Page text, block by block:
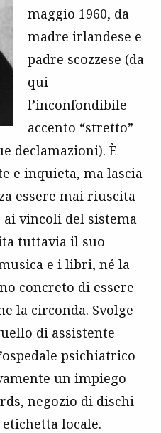
maggio 1960, da
madre irlandese e
padre scozzese (da
qui
l’inconfondibile
accento “stretto”
declamazioni). È
e inquieta, ma lascia
essere mai riuscita
vincoli del sistema
tuttavia il suo
e i libri, né la
concreto di essere
la circonda. Svolge
di assistente
psichiatrico
un impiego
negozio di dischi
locale.